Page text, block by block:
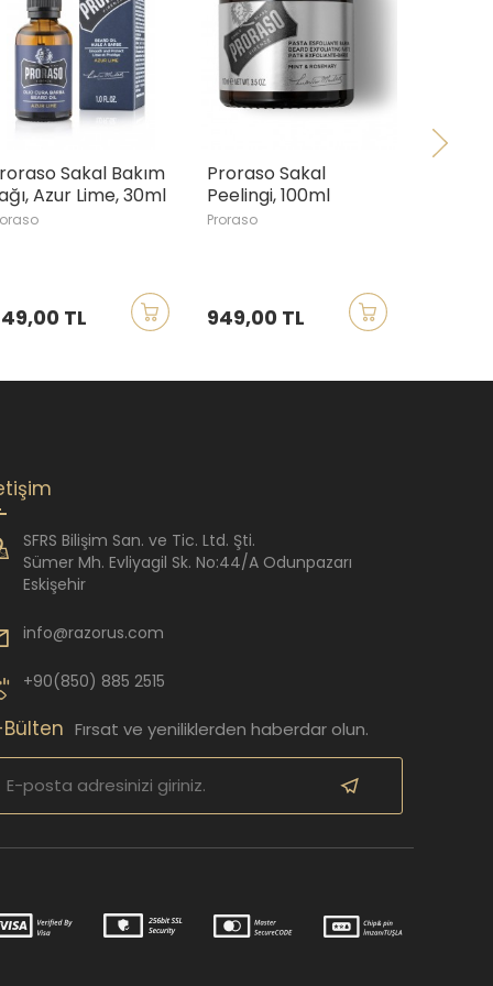
Bakım
Lime, 30ml
TL
Proraso Sakal
Peelingi, 100ml
949,00 TL 390,00 TL
SFRS Bilişim San. ve Tic. Ltd. Şti.
Sümer Mh. Evliyagil Sk. No:44/A Odunpazarı
Eskişehir
info@razorus.com
+90(850) 885 2515
Bülten Fırsat ve yeniliklerden haberdar olun.